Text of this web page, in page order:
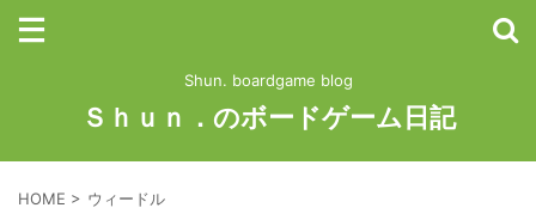
Shun. boardgame blog
Ｓｈｕｎ．のボードゲーム日記
HOME > ウィードル